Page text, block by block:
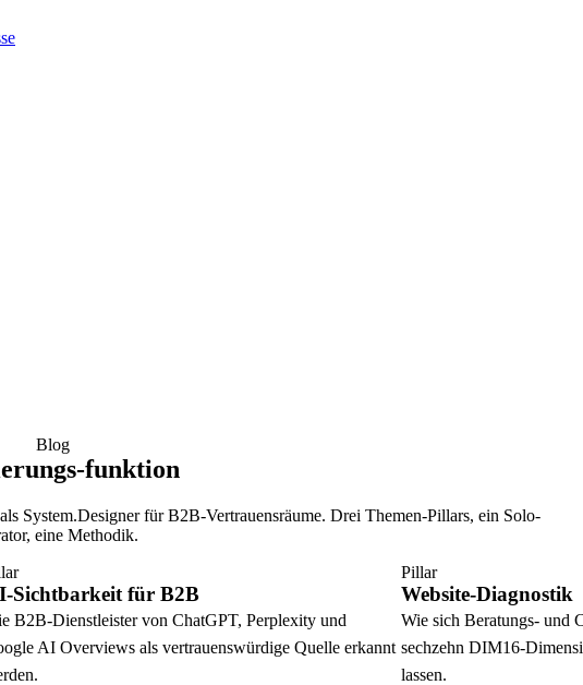
Blog
funktion
System.Designer für B2B-Vertrauensräume. Drei Themen-Pillars, ein Solo-
eine Methodik.
Sichtbarkeit für B2B
B2B-Dienstleister von ChatGPT, Perplexity und
AI Overviews als vertrauenswürdige Quelle erkannt
Pillar
Website-Diagnostik
Wie sich Beratungs- und
sechzehn DIM16-
lassen.